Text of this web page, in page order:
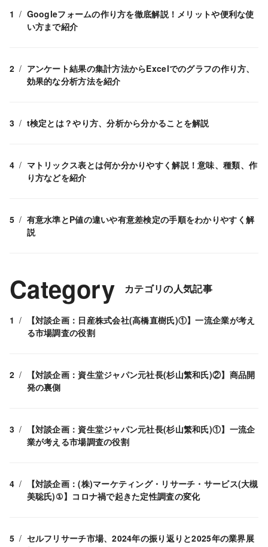
Googleフォームの作り方を徹底解説！メリットや便利な使
い方まで紹介
アンケート結果の集計方法からExcelでのグラフの作り方、
効果的な分析方法を紹介
t検定とは？やり方、分析から分かることを解説
マトリックス表とは何か分かりやすく解説！意味、種類、作
り方などを紹介
有意水準とP値の違いや有意差検定の手順をわかりやすく解
説
Category カテゴリの人気記事
【対談企画：日産株式会社(高橋直樹氏)①】一流企業が考え
る市場調査の役割
【対談企画：資生堂ジャパン元社長(杉山繁和氏)②】商品開
発の裏側
【対談企画：資生堂ジャパン元社長(杉山繁和氏)①】一流企
業が考える市場調査の役割
【対談企画：(株)マーケティング・リサーチ・サービス(大槻
美聡氏)①】コロナ禍で起きた定性調査の変化
セルフリサーチ市場、2024年の振り返りと2025年の業界展